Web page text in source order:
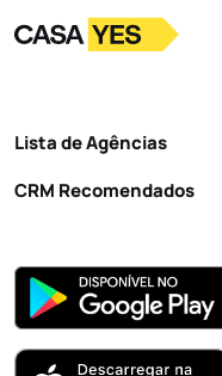
LogoIr para a homepage
Lista de Agências
CRM Recomendados